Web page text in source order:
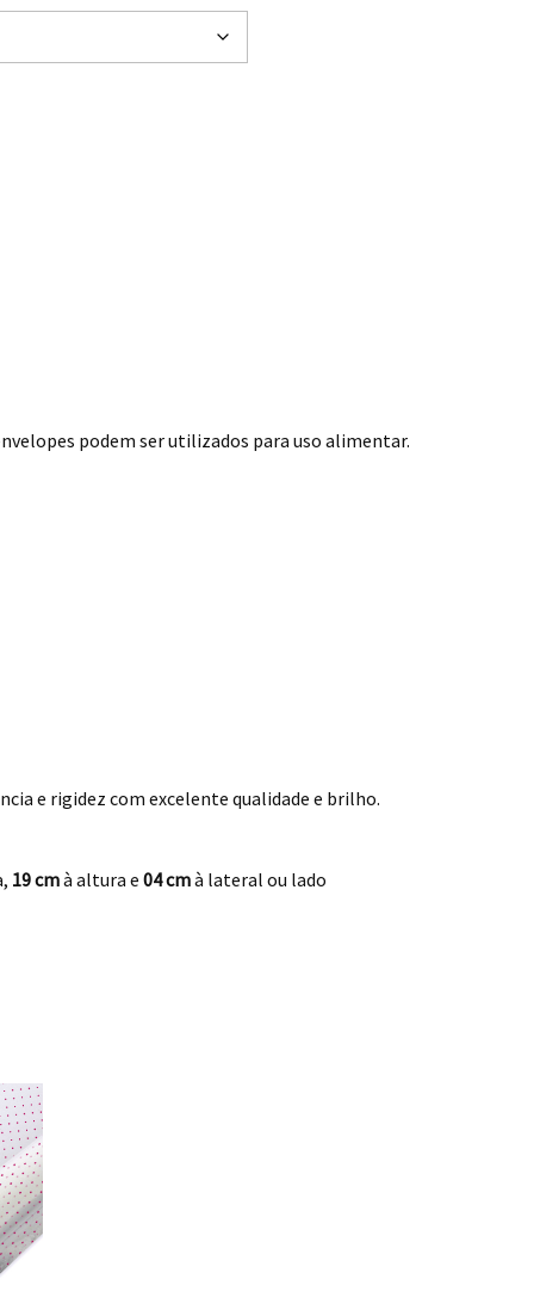
podem ser utilizados para uso alimentar.
e rigidez com excelente qualidade e brilho.
19 cmà altura e 04 cmà lateral ou lado